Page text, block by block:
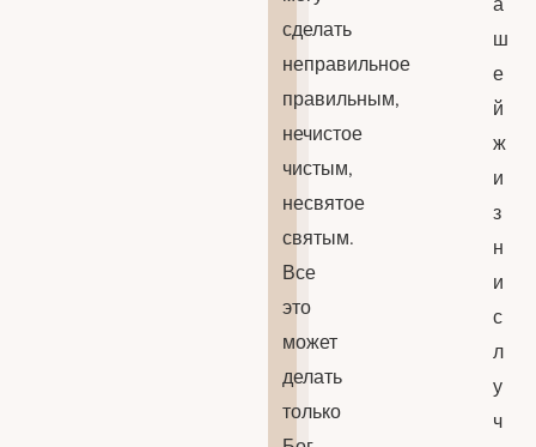
сделать
неправильное
правильным,
нечистое
чистым,
несвятое
святым.
Все
это
может
делать
только
ш
е
й
ж
и
з
н
и
с
л
у
ч